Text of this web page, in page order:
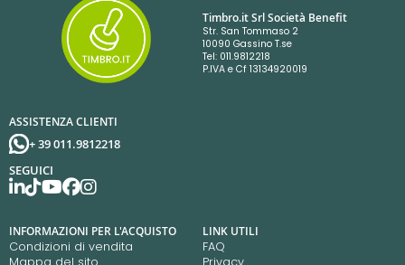
Timbro.it Srl Società Benefit
Str. San Tommaso 2
10090 Gassino T.se
Tel: 011.9812218
P.IVA e Cf 13134920019
ASSISTENZA CLIENTI
+ 39 011.9812218
SEGUICI
INFORMAZIONI PER L'ACQUISTO
Condizioni di vendita
LINK UTILI
FAQ